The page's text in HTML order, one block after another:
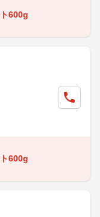
600g
600g